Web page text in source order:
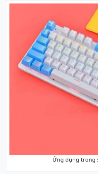
Ứng dụng trong